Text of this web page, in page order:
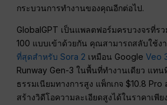
กระบวนการทำงานของคุณอีกต่อไป.
GlobalGPT เป็นแพลตฟอร์มครบวงจรที่รว
100 แบบเข้าด้วยกัน คุณสามารถสลับใช้ง
ที่สุดสำหรับ Sora 2 เหมือน GoogleVeo
Runway Gen-3 ในพื้นที่ทำงานเดียว แทน
ธรรมเนียมทางการสูง แพ็กเกจ $10.8 Pro
สร้างวิดีโอความละเอียดสูงได้ในราคาเพีย